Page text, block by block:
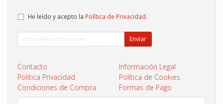
He leído y acepto la Política de Privacidad.
Enviar
Contacto
Información Legal
Política Privacidad
Política de Cookies
Condiciones de Compra
Formas de Pago